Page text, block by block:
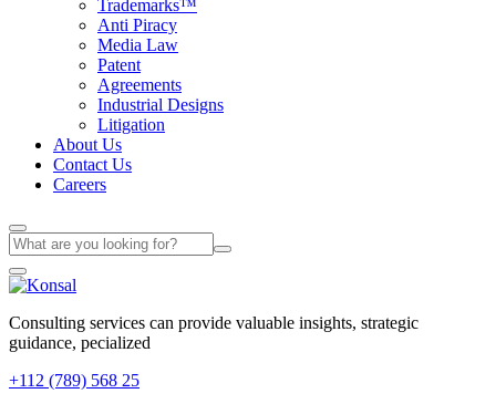
Trademarks™
Anti Piracy
Media Law
Patent
Agreements
Industrial Designs
Litigation
About Us
Contact Us
Careers
Consulting services can provide valuable insights, strategic
guidance, pecialized
+112 (789) 568 25